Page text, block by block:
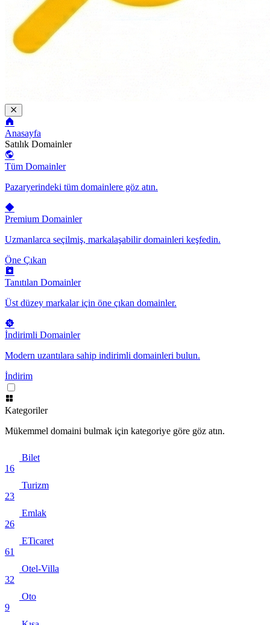
Anasayfa
Satılık Domainler
Tüm Domainler
Pazaryerindeki tüm domainlere göz atın.
Premium Domainler
Uzmanlarca seçilmiş, markalaşabilir domainleri keşfedin.
Öne Çıkan
Tanıtılan Domainler
Üst düzey markalar için öne çıkan domainler.
İndirimli Domainler
Modern uzantılara sahip indirimli domainleri bulun.
İndirim
Kategoriler
Mükemmel domaini bulmak için kategoriye göre göz atın.
Bilet
16
Turizm
23
Emlak
26
ETicaret
61
Otel-Villa
32
Oto
9